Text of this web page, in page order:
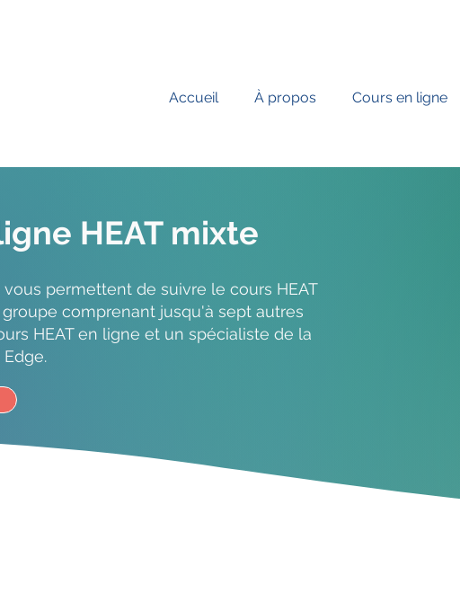
Accueil À propos Cours en ligne
HEAT mixte
permettent de suivre le cours HEAT
comprenant jusqu'à sept autres
HEAT en ligne et un spécialiste de la